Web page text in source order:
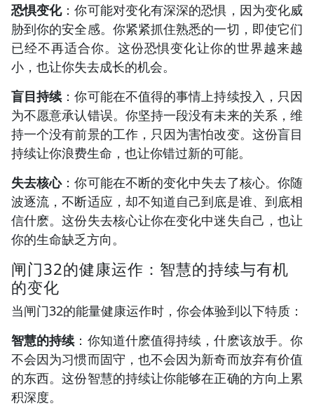
恐惧变化：你可能对变化有深深的恐惧，因为变化威
胁到你的安全感。你紧紧抓住熟悉的一切，即使它们
已经不再适合你。这份恐惧变化让你的世界越来越
小，也让你失去成长的机会。
盲目持续：你可能在不值得的事情上持续投入，只因
为不愿意承认错误。你坚持一段没有未来的关系，维
持一个没有前景的工作，只因为害怕改变。这份盲目
持续让你浪费生命，也让你错过新的可能。
失去核心：你可能在不断的变化中失去了核心。你随
波逐流，不断适应，却不知道自己到底是谁、到底相
信什麽。这份失去核心让你在变化中迷失自己，也让
你的生命缺乏方向。
闸门32的健康运作：智慧的持续与有机
的变化
当闸门32的能量健康运作时，你会体验到以下特质：
智慧的持续：你知道什麽值得持续，什麽该放手。你
不会因为习惯而固守，也不会因为新奇而放弃有价值
的东西。这份智慧的持续让你能够在正确的方向上累
积深度。